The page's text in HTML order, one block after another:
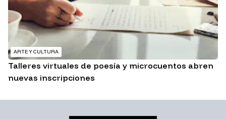
ARTE Y CULTURA
Talleres virtuales de poesía y microcuentos abren
nuevas inscripciones